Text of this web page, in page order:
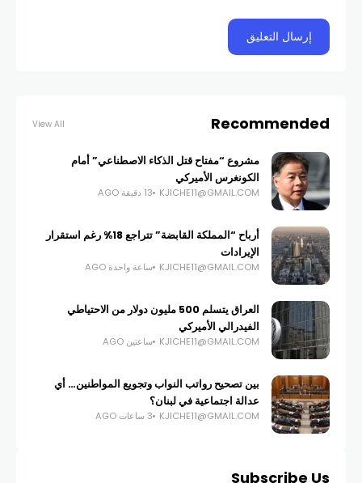
Recommended
View All
مشروع “مفتاح قتل الذكاء الاصطناعي” أمام
الكونغرس الأميركي
KJICHE11@GMAIL.COM 13 دقيقة AGO
أرباح “المملكة القابضة” تتراجع 18% رغم استقرار
الإيرادات
KJICHE11@GMAIL.COM ساعة واحدة AGO
العراق يتسلم 500 مليون دولار من الاحتياطي
الفيدرالي الأميركي
KJICHE11@GMAIL.COM ساعتين AGO
بين تصحيح رواتب النواب وتجويع المواطنين… أي
عدالة اجتماعية في لبنان؟
KJICHE11@GMAIL.COM 3 ساعات AGO
Subscribe Us